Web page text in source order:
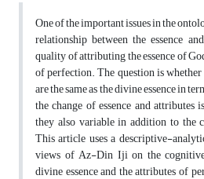
One of the important issues in the
relationship between the essence
quality of attributing the essence of
of perfection. The question is
are the same as the divine essence in
the change of essence and attributes
they also variable in addition to the
This article uses a descriptive-
views of Az-Din Iji on the
divine essence and the attributes of